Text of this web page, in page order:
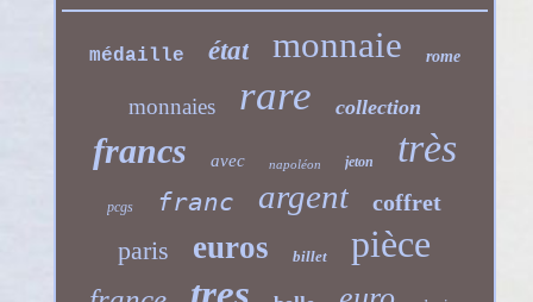
médaille état monnaie rome
monnaies rare collection
francs avec napoléon jeton très
pcgs franc argent coffret
paris euros billet pièce
tres